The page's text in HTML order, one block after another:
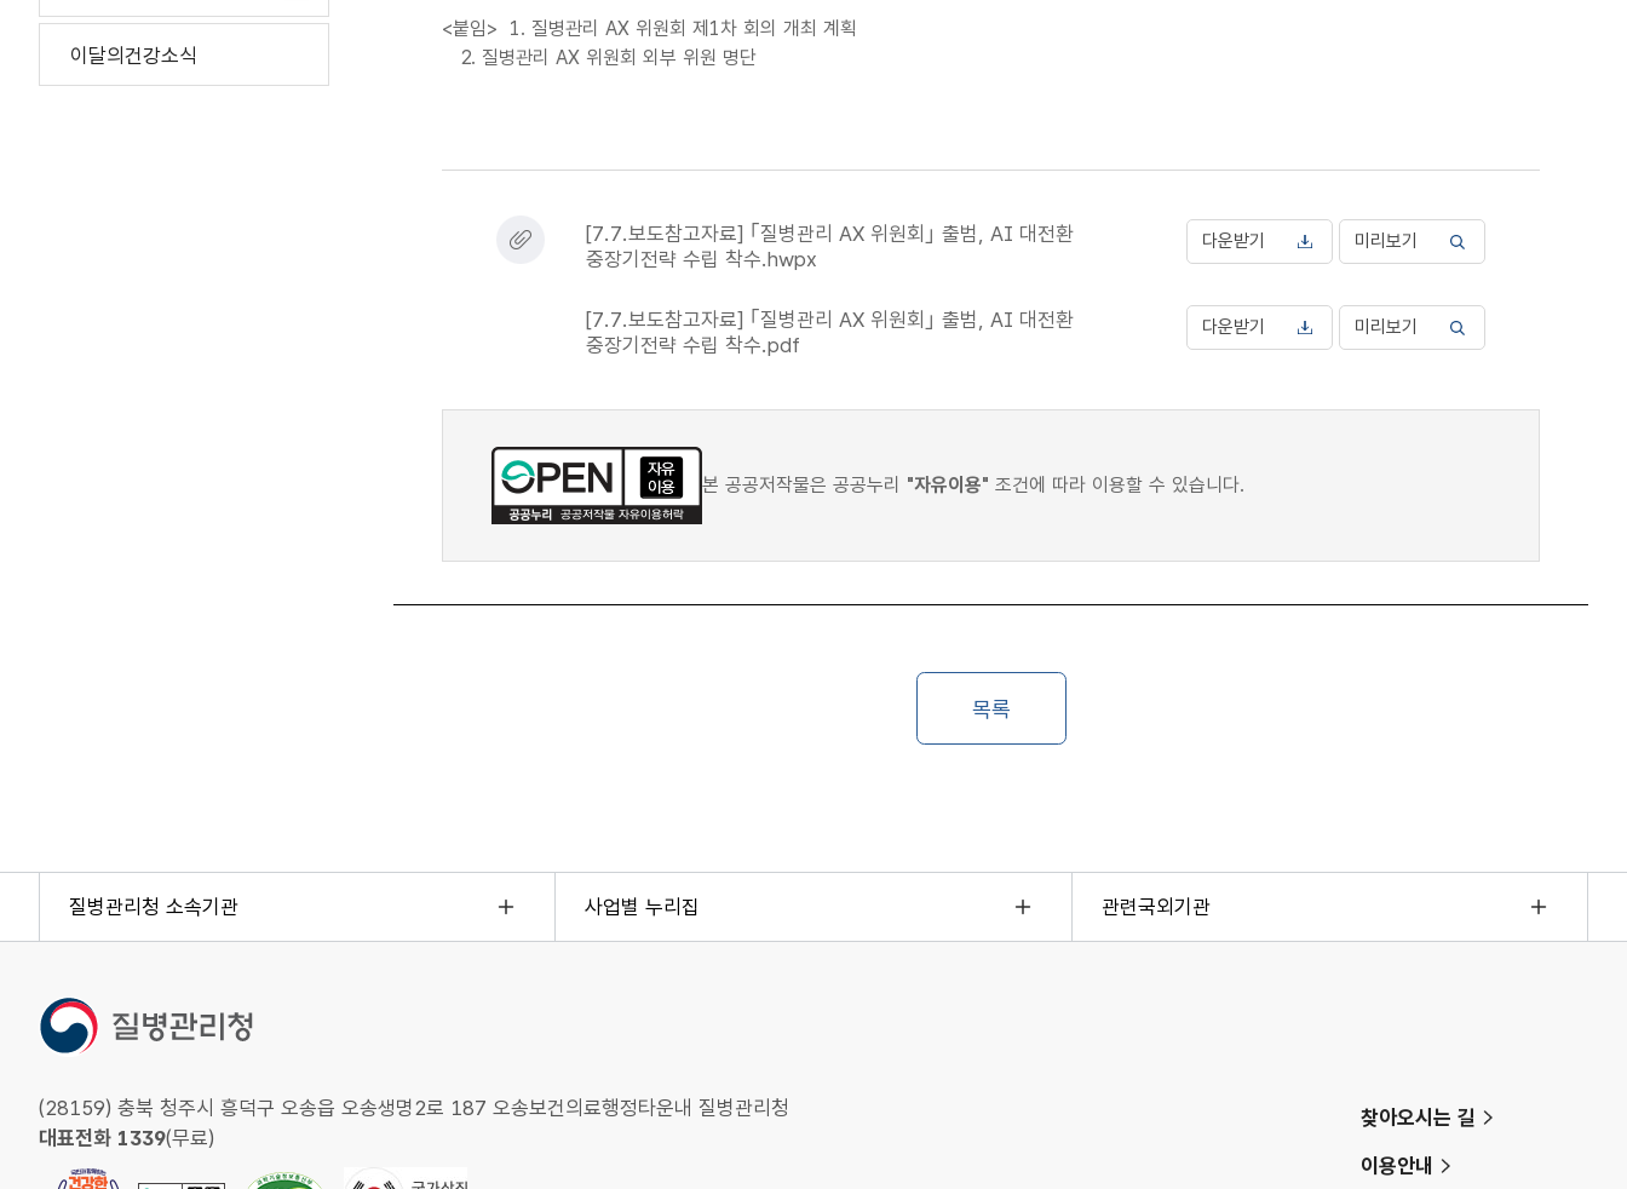
이달의건강소식
<붙임> 1. 질병관리 AX 위원회 제1차 회의 개최 계획
2. 질병관리 AX 위원회 외부 위원 명단
[7.7.보도참고자료] ｢질병관리 AX 위원회｣ 출범, AI 대전환
중장기전략 수립 착수.hwpx
다운받기 미리보기
[7.7.보도참고자료] ｢질병관리 AX 위원회｣ 출범, AI 대전환
중장기전략 수립 착수.pdf
다운받기 미리보기
본 공공저작물은 공공누리 "자유이용" 조건에 따라 이용할 수 있습니다.
질병관리청 소속기관 사업별 누리집 관련국외기관
(28159) 충북 청주시 흥덕구 오송읍 오송생명2로 187 오송보건의료행정타운내 질병관리청
대표전화 1339(무료)
찾아오시는 길
이용안내